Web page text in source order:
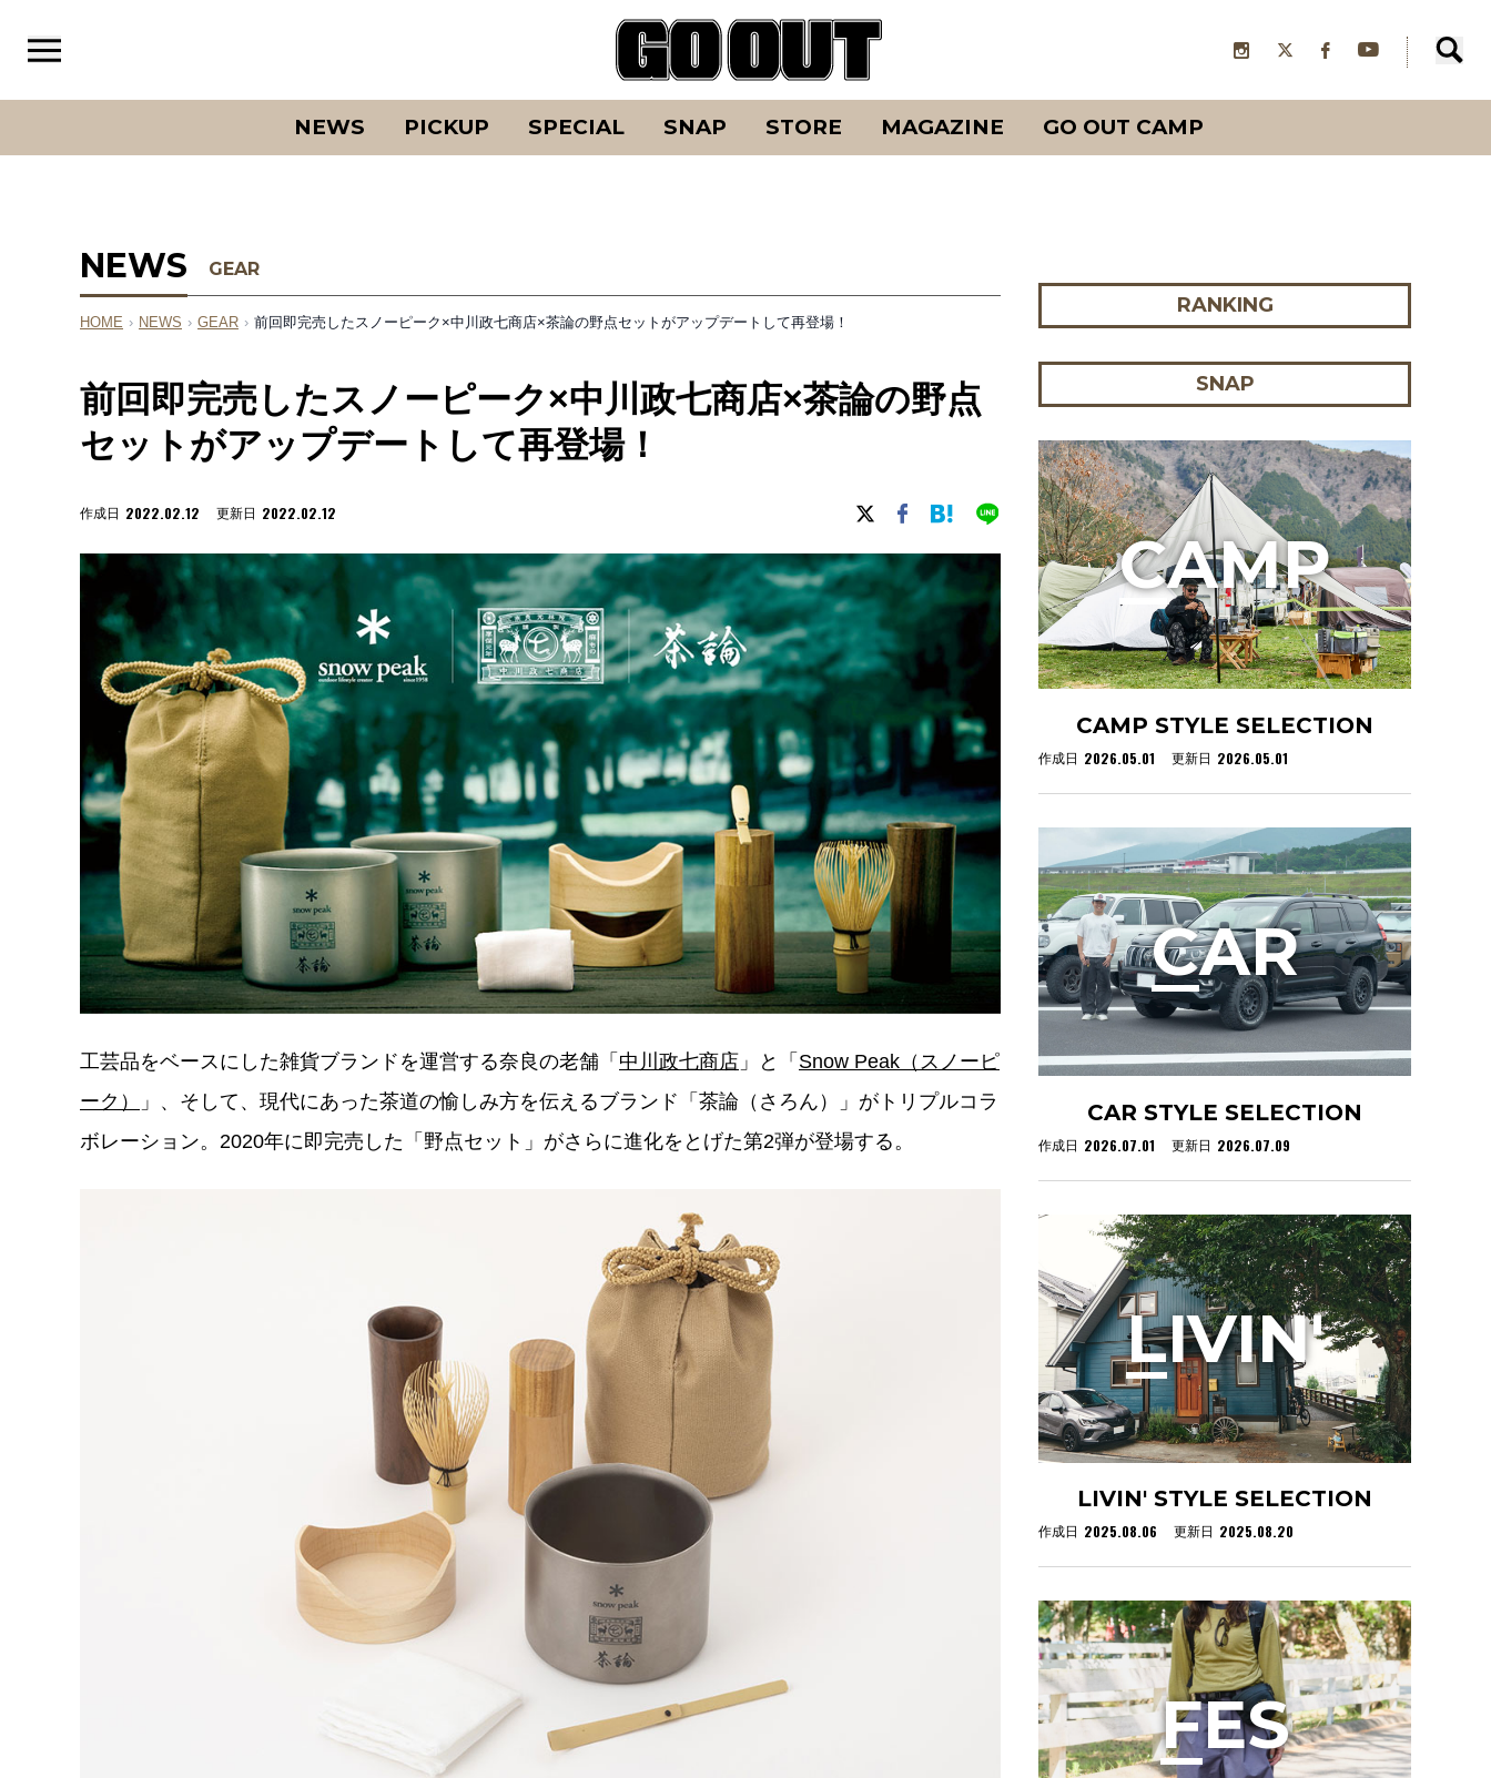
NEWS PICKUP SPECIAL SNAP STORE MAGAZINE GO OUT CAMP
NEWS GEAR
HOME › NEWS › GEAR › 前回即完売したスノーピーク×中川政七商店×茶論の野点セットがアップデートして再登場！
前回即完売したスノーピーク×中川政七商店×茶論の野点
セットがアップデートして再登場！
作成日 2022.02.12 更新日 2022.02.12
工芸品をベースにした雑貨ブランドを運営する奈良の老舗「 中川政七商店 」と「 Snow Peak（スノーピ
ーク）
」、そして、現代にあった茶道の愉しみ方を伝えるブランド「茶論（さろん）」がトリプルコラ
ボレーション。2020年に即完売した「野点セット」がさらに進化をとげた第2弾が登場する。
RANKING
SNAP
CAMP STYLE SELECTION
作成日 2026.05.01 更新日 2026.05.01
CAMP
CAR STYLE SELECTION
作成日 2026.07.01 更新日 2026.07.09
CAR
LIVIN' STYLE SELECTION
作成日 2025.08.06 更新日 2025.08.20
LIVIN'
FES